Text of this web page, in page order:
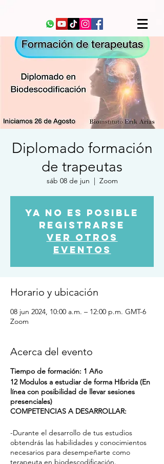
Diplomado formación
de trapeutas
sáb 08 de jun
  |
Zoom
Ya no es posible
registrarse
Ver otros
eventos
Horario y ubicación
08 jun 2024, 10:00 a.m. – 12:00 p.m. GMT-6
Zoom
Acerca del evento
Tiempo de formación: 1 Año
12 Modulos a estudiar de forma Híbrida (En
línea con posibilidad de llevar sesiones
presenciales)
COMPETENCIAS A DESARROLLAR:
-Durante el desarrollo de tus estudios
obtendrás las habilidades y conocimientos
necesarios para desempeñarte como
terapeuta en biodescodificación.